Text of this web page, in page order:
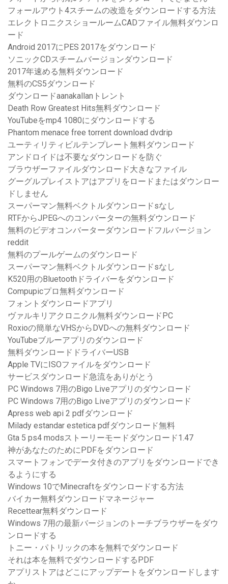
フォールアウト4スチームの改造をダウンロードする方法
エレクトロニクスショールームCADファイル無料ダウンロ
ード
Android 2017にPES 2017をダウンロード
ソニックCDスチームバージョンダウンロード
2017年速める無料ダウンロード
無料のCS5ダウンロード
ダウンロードaanakallanトレント
Death Row Greatest Hits無料ダウンロード
YouTubeをmp4 1080にダウンロードする
Phantom menace free torrent download dvdrip
ユーティリティビルテンプレート無料ダウンロード
アンドロイドは不要なダウンロードを防ぐ
ブラウザーファイルダウンロード大きなファイル
グーグルプレイストアはアプリをロードまたはダウンロー
ドしません
スーパーマン無料ベクトルダウンロードsなし
RTFからJPEGへのコンバーターの無料ダウンロード
無料のビデオコンバーターダウンロードフルバージョン
reddit
無料のプールゲームのダウンロード
スーパーマン無料ベクトルダウンロードsなし
K520用のBluetoothドライバーをダウンロード
Compupicプロ無料ダウンロード
フォントダウンロードアプリ
ヴァルキリアクロニクル無料ダウンロードPC
Roxioの簡単なVHSからDVDへの無料ダウンロード
YouTubeブルーアプリのダウンロード
無料ダウンロードドライバーUSB
Apple TVにISOファイルをダウンロード
サービスダウンロード急流をありがとう
PC Windows 7用のBigo Liveアプリのダウンロード
PC Windows 7用のBigo Liveアプリのダウンロード
Apress web api 2 pdfダウンロード
Milady estandar estetica pdfダウンロード無料
Gta 5 ps4 modsストーリーモードダウンロード1.47
神があなたのためにPDFをダウンロード
スマートフォンでデータ付きのアプリをダウンロードでき
るようにする
Windows 10でMinecraftをダウンロードする方法
バイカー無料ダウンロードマネージャー
Recettear無料ダウンロード
Windows 7用の最新バージョンのトーチブラウザーをダウ
ンロードする
トニー・パトリックの本を無料でダウンロード
それは本を無料でダウンロードするPDF
アプリストアはどこにアップデートをダウンロードします